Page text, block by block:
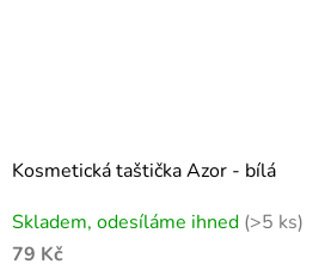
Kosmetická taštička Azor - bílá
Skladem, odesíláme ihned (>5 ks)
79 Kč